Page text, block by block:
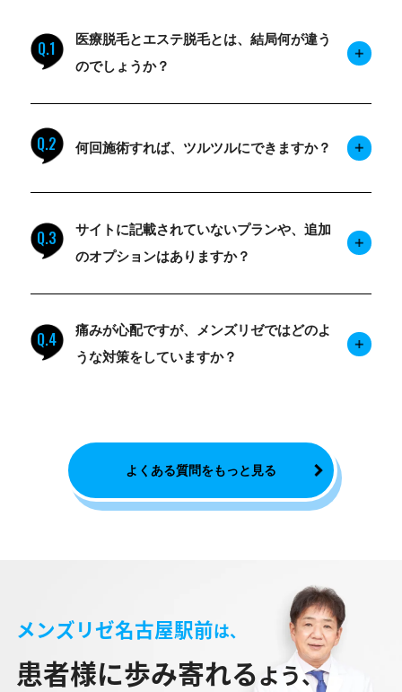
Q.1
医療脱毛とエステ脱毛とは、結局何が違う
のでしょうか？
Q.2 何回施術すれば、ツルツルにできますか？
Q.3
サイトに記載されていないプランや、追加
のオプションはありますか？
Q.4
痛みが心配ですが、メンズリゼではどのよ
うな対策をしていますか？
よくある質問をもっと見る
メンズリゼ名古屋駅前は、
患者様に歩み寄れるよう、